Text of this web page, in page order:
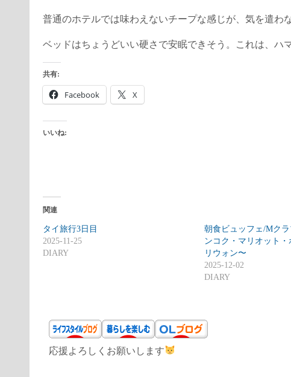
普通のホテルでは味わえないチープな感じが、気を遣わ
ベッドはちょうどいい硬さで安眠できそう。これは、ハ
共有:
Facebook X
いいね:
関連
タイ旅行3日目
2025-11-25
DIARY
朝食ビュッフェ/Mク
ンコク・マリオット
リウォン〜
2025-12-02
DIARY
応援よろしくお願いします